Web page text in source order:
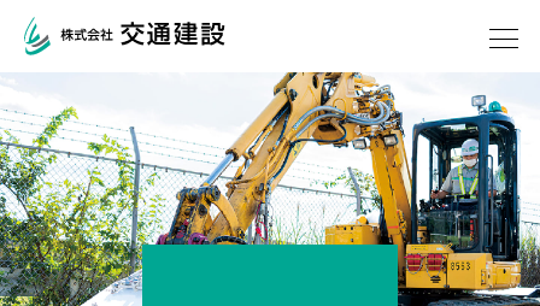
会社案内
社長あいさつ
経営方針（6本柱）
社章・マスコットキャ
ラクター
会社概要とコンプライ
アンス
組織図
事業所
協力会社
働きやすい環境づくり